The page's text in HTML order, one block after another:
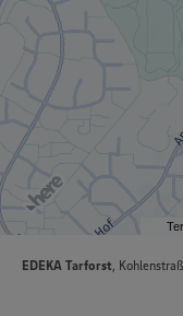
EDEKA Tarforst,